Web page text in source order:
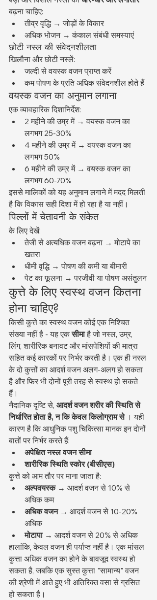
बढ़ना चाहिए:
तीव्र वृद्धि → जोड़ों के विकार
अधिक भोजन → कंकाल संबंधी समस्याएं
छोटी नस्ल की संवेदनशीलता
खिलौना और छोटी नस्लें:
जल्दी से वयस्क वजन प्राप्त करें
कम पोषण के प्रति अधिक संवेदनशील होते हैं
वयस्क वजन का अनुमान लगाना
एक व्यावहारिक दिशानिर्देश:
2 महीने की उम्र में → वयस्क वजन का
लगभग 25-30%
4 महीने की उम्र में → वयस्क वजन का
लगभग 50%
6 महीने की उम्र में → वयस्क वजन का
लगभग 60-70%
इससे मालिकों को यह अनुमान लगाने में मदद मिलती
है कि विकास सही दिशा में हो रहा है या नहीं।
पिल्लों में चेतावनी के संकेत
के लिए देखें:
तेजी से अत्यधिक वजन बढ़ना → मोटापे का
खतरा
धीमी वृद्धि → पोषण की कमी या बीमारी
पेट का फूलना → परजीवी या पोषण असंतुलन
कुत्ते के लिए स्वस्थ वजन कितना
होना चाहिए?
किसी कुत्ते का स्वस्थ वजन कोई एक निश्चित
संख्या नहीं है - यह एक सीमा है जो नस्ल, उम्र,
लिंग, शारीरिक बनावट और मांसपेशियों की मात्रा
सहित कई कारकों पर निर्भर करती है। एक ही नस्ल
के दो कुत्तों का आदर्श वजन अलग-अलग हो सकता
है और फिर भी दोनों पूरी तरह से स्वस्थ हो सकते
हैं।
नैदानिक दृष्टि से, आदर्श वजन शरीर की स्थिति से
निर्धारित होता है, न कि केवल किलोग्राम से । यही
कारण है कि आधुनिक पशु चिकित्सा मानक इन दोनों
बातों पर निर्भर करते हैं:
अपेक्षित नस्ल वजन सीमा
शारीरिक स्थिति स्कोर (बीसीएस)
कुत्ते को आम तौर पर माना जाता है:
अल्पवयस्क → आदर्श वजन से 10% से
अधिक कम
अधिक वजन → आदर्श वजन से 10-20%
अधिक
मोटापा → आदर्श वजन से 20% से अधिक
हालांकि, केवल वजन ही पर्याप्त नहीं है। एक मांसल
कुत्ता अधिक वजन का होने के बावजूद स्वस्थ हो
सकता है, जबकि एक सुस्त कुत्ता "सामान्य" वजन
की श्रेणी में आते हुए भी अतिरिक्त वसा से ग्रसित
हो सकता है।